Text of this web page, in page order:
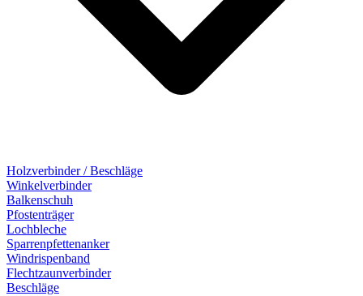
Holzverbinder / Beschläge
Winkelverbinder
Balkenschuh
Pfostenträger
Lochbleche
Sparrenpfettenanker
Windrispenband
Flechtzaunverbinder
Beschläge